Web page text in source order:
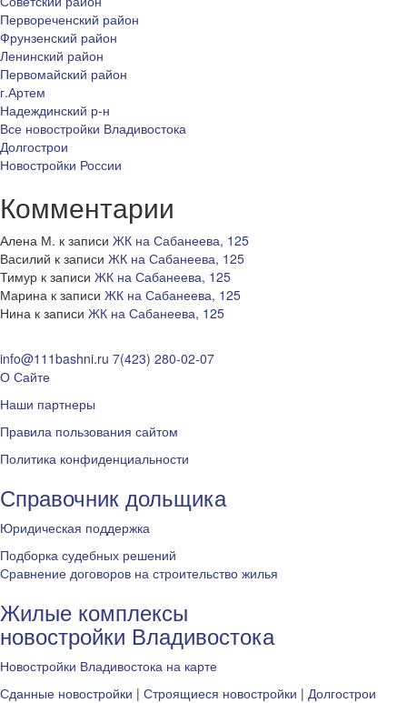
Первореченский район
Фрунзенский район
Ленинский район
Первомайский район
г.Артем
Надеждинский р-н
Все новостройки Владивостока
Долгострои
Новостройки России
Комментарии
Алена М. к записи ЖК на Сабанеева, 125
Василий к записи ЖК на Сабанеева, 125
Тимур к записи ЖК на Сабанеева, 125
Марина к записи ЖК на Сабанеева, 125
Нина к записи ЖК на Сабанеева, 125
info@111bashni.ru 7(423) 280-02-07
О Сайте
Наши партнеры
Правила пользования сайтом
Политика конфиденциальности
Справочник дольщика
Юридическая поддержка
Подборка судебных решений
Сравнение договоров на строительство жилья
Жилые комплексы
новостройки Владивостока
Новостройки Владивостока на карте
Сданные новостройки | Строящиеся новостройки | Долгострои